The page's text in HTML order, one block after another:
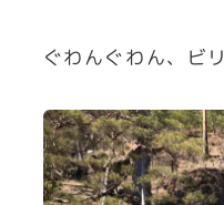
ぐわんぐわん、ビ